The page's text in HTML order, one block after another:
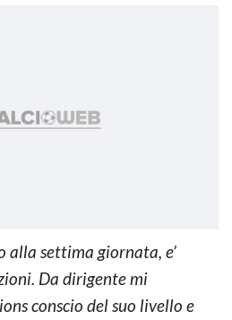
alla settima giornata, e’
Da dirigente mi
conscio del suo livello e